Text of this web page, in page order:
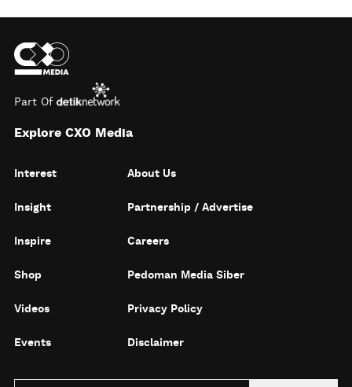
Part Of
Explore CXO Media
Interest
Insight
Inspire
Shop
Videos
Events
About Us
Partnership / Advertise
Careers
Pedoman Media Siber
Privacy Policy
Disclaimer